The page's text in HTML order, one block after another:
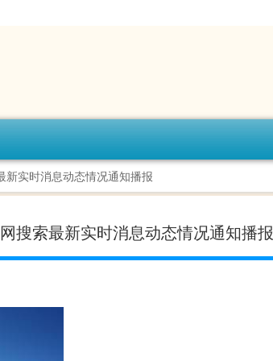
实时消息动态情况通知播报
搜索最新实时消息动态情况通知播报